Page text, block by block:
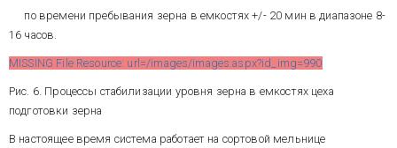
электроприводов,
автоматическое регулирование
массового расхода зерна в
линию размола,
учет и интегрированное
представление технологу в
информации с трех
по времени пребывания зерна в емкостях +/- 20 мин в диапазоне 8-
16 часов.
MISSING File Resource: url=/images/images.aspx?id_img=990
Рис. 6. Процессы стабилизации уровня зерна в емкостях цеха
подготовки зерна
В настоящее время система работает на сортовой мельнице